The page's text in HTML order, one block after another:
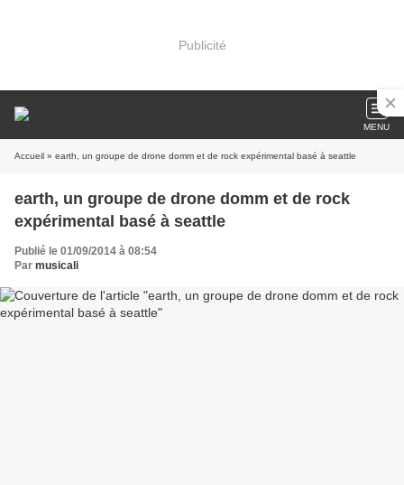
Publicité
MENU
Accueil » earth, un groupe de drone domm et de rock expérimental basé à seattle
earth, un groupe de drone domm et de rock
expérimental basé à seattle
Publié le 01/09/2014 à 08:54
Par musicali